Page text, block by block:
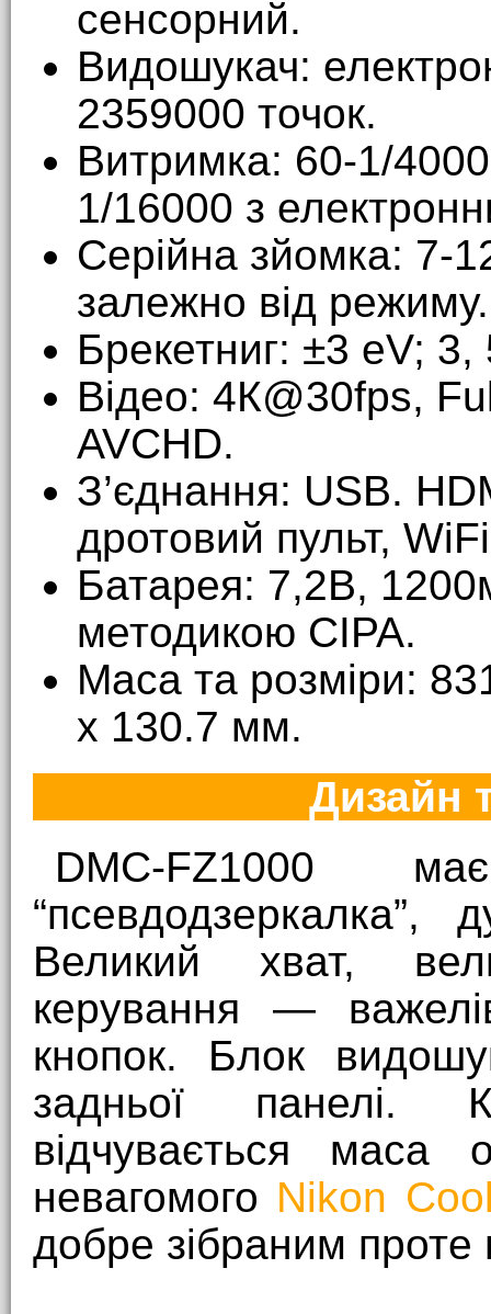
сенсорний.
Видошукач:
2359000 точок.
Витримка: 60-1/
1/16000 з
Серійна зйомка: 7-
залежно від режиму.
Брекетниг: ±3 eV; 3,
Відео: 4К@30fps,
AVCHD.
З’єднання: USB.
дротовий пульт,
Батарея: 7,2В,
методикою CIPA.
Маса та розміри:
x 130.7 мм.
Дизайн
DMC-FZ1000
Великий хват,
керування —
кнопок. Блок
задньої панелі.
відчувається маса
невагомого Nikon
добре зібраним проте